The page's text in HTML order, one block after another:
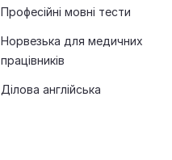
Професійні мовні тести
Норвезька для медичних
працівників
Ділова англійська